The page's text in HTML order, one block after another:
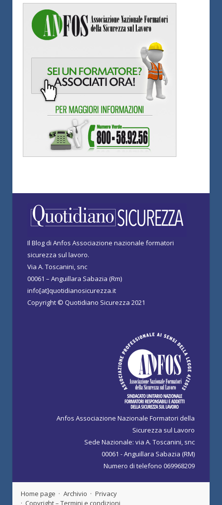
Il Blog di Anfos Associazione nazionale formatori
sicurezza sul lavoro.
Via A. Toscanini, snc
00061 – Anguillara Sabazia (Rm)
info[at]quotidianosicurezza.it
Copyright © Quotidiano Sicurezza 2021
Anfos Associazione Nazionale Formatori della
Sicurezza sul Lavoro
Sede Nazionale: via A. Toscanini, snc
00061 - Anguillara Sabazia (RM)
Numero di telefono 069968209
Home page Archivio
Privacy